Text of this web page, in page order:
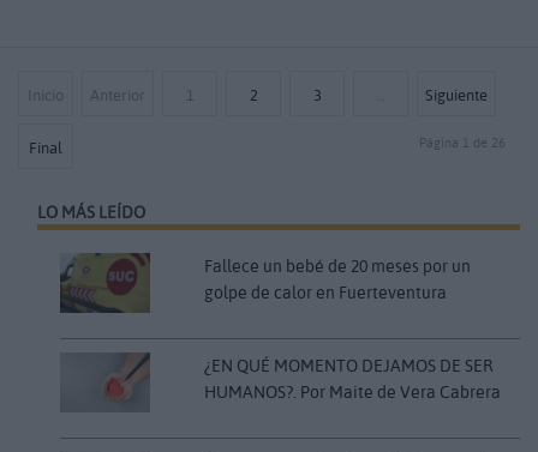
Inicio Anterior 1 2 3 … Siguiente
Final Página 1 de 26
LO MÁS LEÍDO
Fallece un bebé de 20 meses por un
golpe de calor en Fuerteventura
¿EN QUÉ MOMENTO DEJAMOS DE SER
HUMANOS?. Por Maite de Vera Cabrera